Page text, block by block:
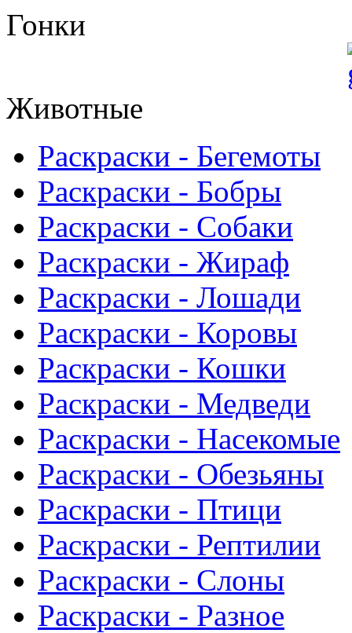
Гонки
Животные
Раскраски - Бегемоты
Раскраски - Бобры
Раскраски - Собаки
Раскраски - Жираф
Раскраски - Лошади
Раскраски - Коровы
Раскраски - Кошки
Раскраски - Медведи
Раскраски - Насекомые
Раскраски - Обезьяны
Раскраски - Птици
Раскраски - Рептилии
Раскраски - Слоны
Раскраски - Разное